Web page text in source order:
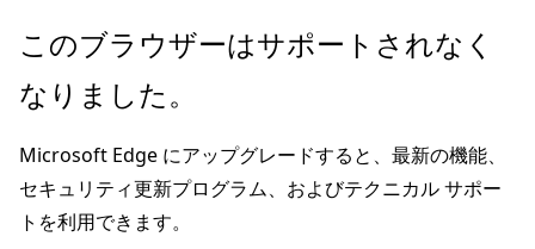
メ
ン
ン
テ
ン
このブラウザーはサポートされなく
なりました。
Microsoft Edge にアップグレードすると、最新の機能、
セキュリティ更新プログラム、およびテクニカル サポー
トを利用できます。